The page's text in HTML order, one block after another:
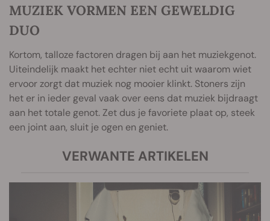
MUZIEK VORMEN EEN GEWELDIG
DUO
Kortom, talloze factoren dragen bij aan het muziekgenot.
Uiteindelijk maakt het echter niet echt uit waarom wiet
ervoor zorgt dat muziek nog mooier klinkt. Stoners zijn
het er in ieder geval vaak over eens dat muziek bijdraagt
aan het totale genot. Zet dus je favoriete plaat op, steek
een joint aan, sluit je ogen en geniet.
VERWANTE ARTIKELEN